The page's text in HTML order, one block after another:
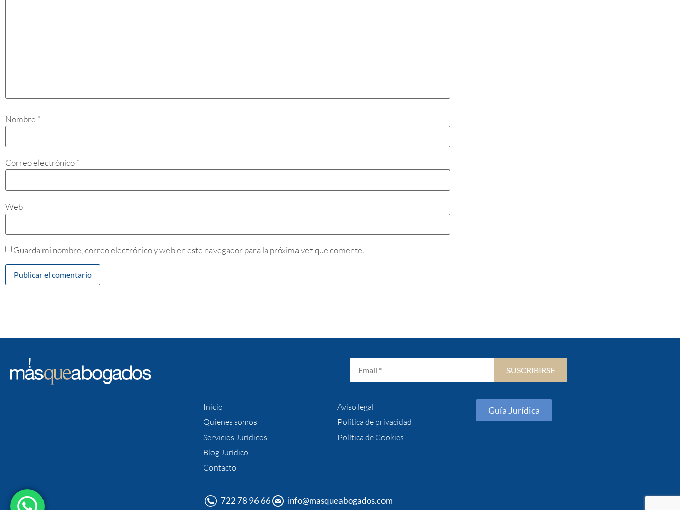
Nombre *
Correo electrónico*
Web
Guarda mi nombre, correo electrónico y web en este navegador para la próxima vez que comente.
SUSCRIBIRSE
Inicio
Quienes somos
Servicios Jurídicos
Blog Jurídico
Contacto
Aviso legal
Política de privacidad
Política de Cookies
Guía Jurídica
722 78 96 66 info@masqueabogados.com